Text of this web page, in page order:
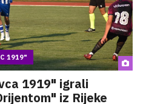
1919"
1919" igrali
iz Rijeke